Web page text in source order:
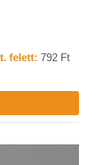
felett: 792 Ft